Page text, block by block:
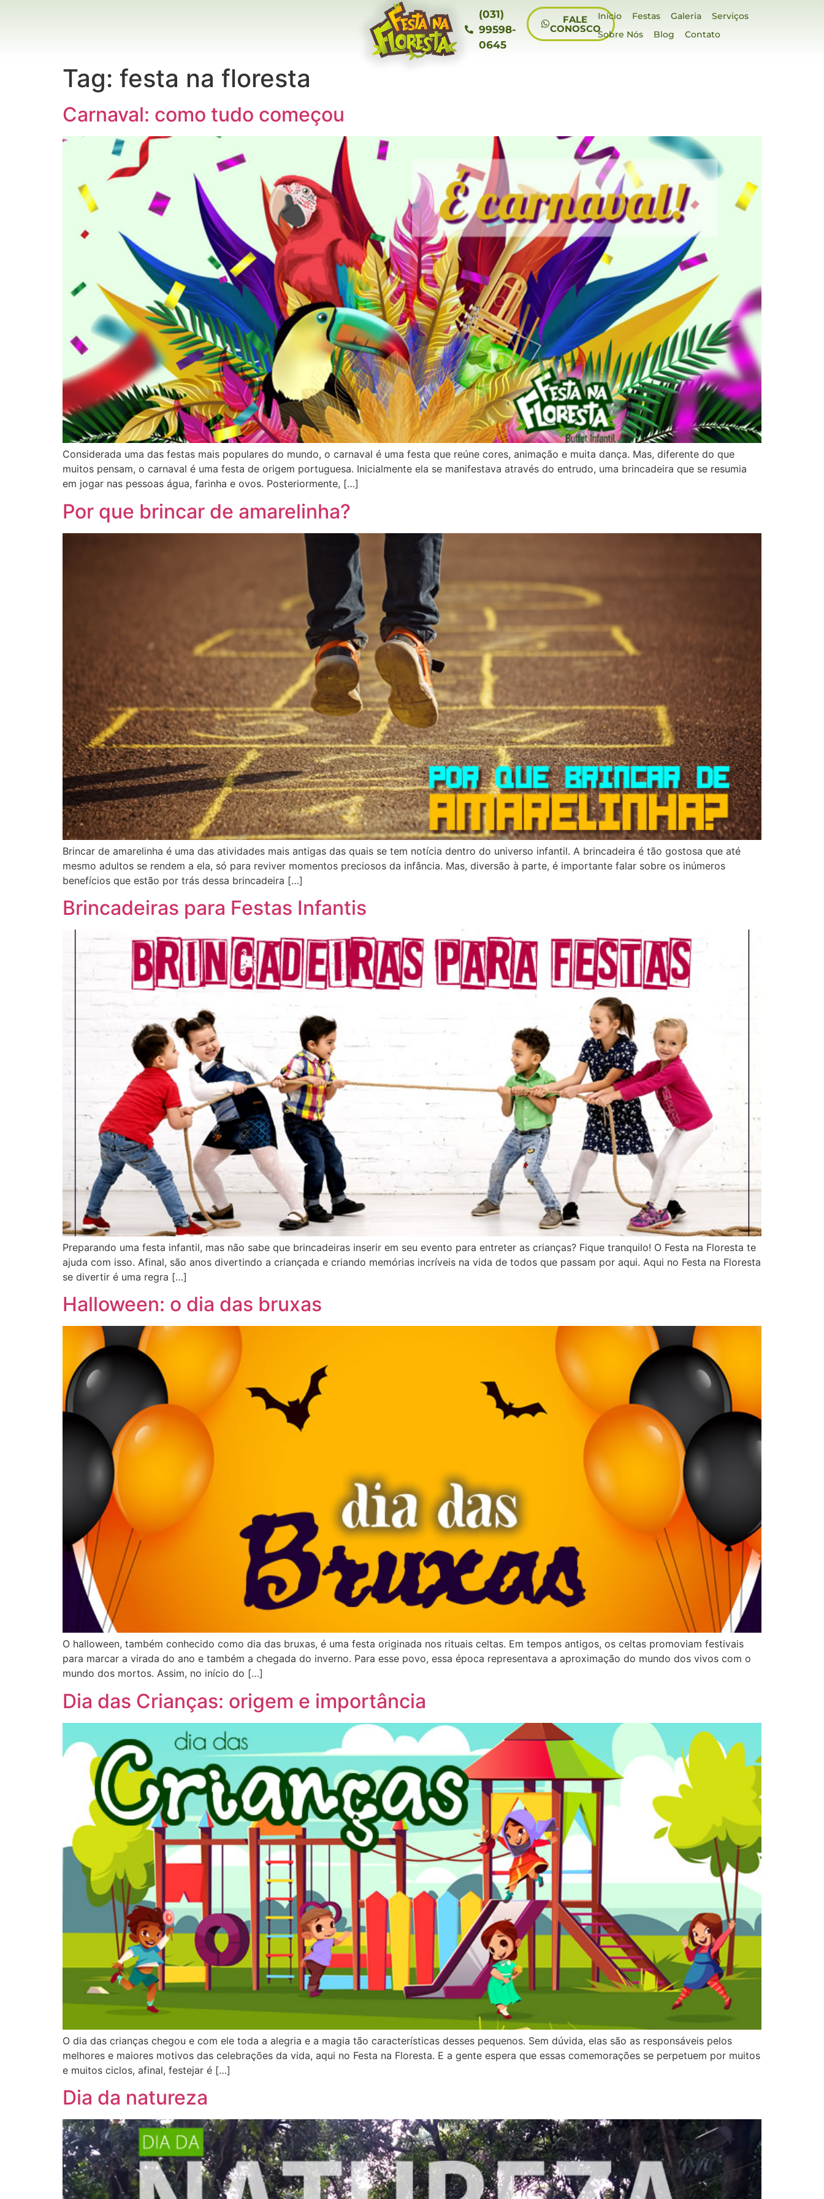
(031)
99598-
0645
FALE
CONOSCO
Início Festas Galeria
Serviços
Sobre Nós
Blog Contato
Tag: festa na floresta
Carnaval: como tudo começou
Considerada uma das festas mais populares do mundo, o carnaval é uma festa que reúne cores, animação e muita dança. Mas, diferente do que
muitos pensam, o carnaval é uma festa de origem portuguesa. Inicialmente ela se manifestava através do entrudo, uma brincadeira que se resumia
em jogar nas pessoas água, farinha e ovos. Posteriormente, […]
Por que brincar de amarelinha?
Brincar de amarelinha é uma das atividades mais antigas das quais se tem notícia dentro do universo infantil. A brincadeira é tão gostosa que até
mesmo adultos se rendem a ela, só para reviver momentos preciosos da infância. Mas, diversão à parte, é importante falar sobre os inúmeros
benefícios que estão por trás dessa brincadeira […]
Brincadeiras para Festas Infantis
Preparando uma festa infantil, mas não sabe que brincadeiras inserir em seu evento para entreter as crianças? Fique tranquilo! O Festa na Floresta te
ajuda com isso. Afinal, são anos divertindo a criançada e criando memórias incríveis na vida de todos que passam por aqui. Aqui no Festa na Floresta
se divertir é uma regra […]
Halloween: o dia das bruxas
O halloween, também conhecido como dia das bruxas, é uma festa originada nos rituais celtas. Em tempos antigos, os celtas promoviam festivais
para marcar a virada do ano e também a chegada do inverno. Para esse povo, essa época representava a aproximação do mundo dos vivos com o
mundo dos mortos. Assim, no início do […]
Dia das Crianças: origem e importância
O dia das crianças chegou e com ele toda a alegria e a magia tão características desses pequenos. Sem dúvida, elas são as responsáveis pelos
melhores e maiores motivos das celebrações da vida, aqui no Festa na Floresta. E a gente espera que essas comemorações se perpetuem por muitos
e muitos ciclos, afinal, festejar é […]
Dia da natureza